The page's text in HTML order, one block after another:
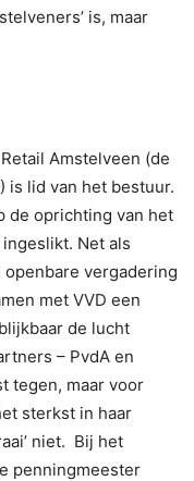
is, maar
Amstelveen (de
is lid van het bestuur.
de oprichting van het
Net als
vergadering
met VVD een
de lucht
– PvdA en
tegen, maar voor
sterkst in haar
niet. Bij het
penningmeester